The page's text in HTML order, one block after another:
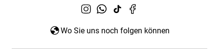
Wo Sie uns noch folgen können